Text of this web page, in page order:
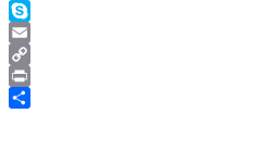
Telegram
Skype
Email
Copy
Link
Print